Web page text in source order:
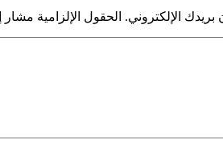
الإلكتروني. الحقول الإلزامية مشار